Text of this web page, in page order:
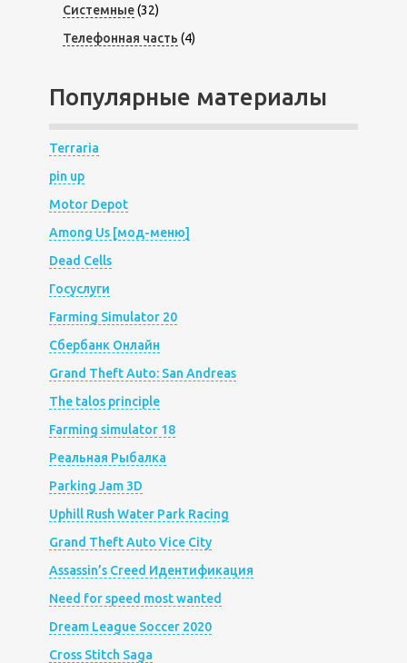
Системные(32)
Телефонная часть (4)
Популярные материалы
Terraria
pin up
Motor Depot
Among Us [мод-меню]
Dead Cells
Госуслуги
Farming Simulator 20
Сбербанк Онлайн
Grand Theft Auto: San Andreas
The talos principle
Farming simulator 18
Реальная Рыбалка
Parking Jam 3D
Uphill Rush Water Park Racing
Grand Theft Auto Vice City
Assassin’s Creed Идентификация
Need for speed most wanted
Dream League Soccer 2020
Cross Stitch Saga